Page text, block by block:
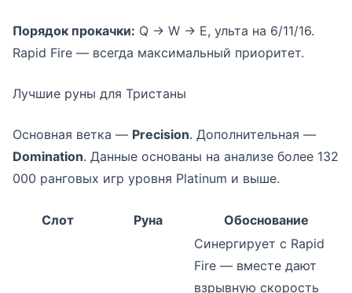
Порядок прокачки: Q → W → E, ульта на 6/11/16.
Rapid Fire — всегда максимальный приоритет.
Лучшие руны для Тристаны
Основная ветка — Precision. Дополнительная —
Domination. Данные основаны на анализе более 132
000 ранговых игр уровня Platinum и выше.
Слот Руна Обоснование
Синергирует с Rapid
Fire — вместе дают
взрывную скорость